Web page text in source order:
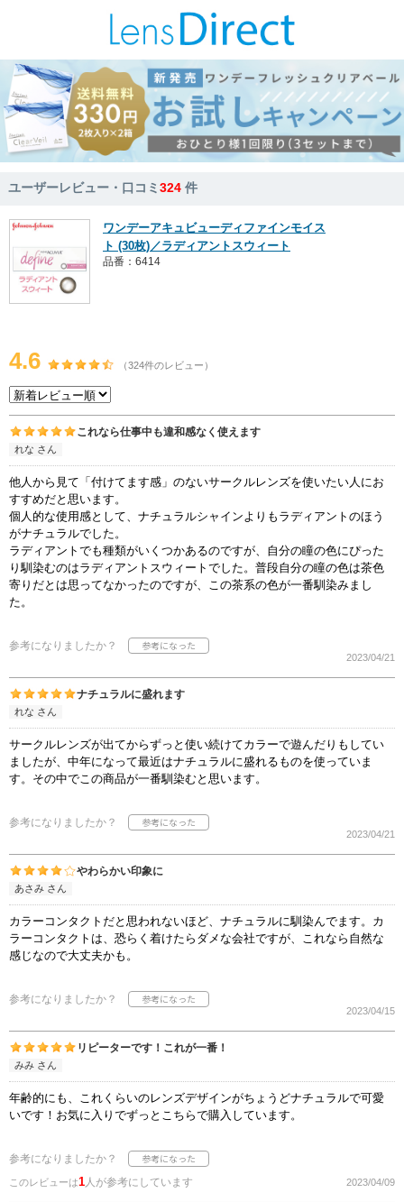
ユーザーレビュー・口コミ324 件
ワンデーアキュビューディファインモイス
ト (30枚)／ラディアントスウィート
品番：6414
4.6 （324件のレビュー）
これなら仕事中も違和感なく使えます
れな さん
他人から見て「付けてます感」のないサークルレンズを使いたい人にお
すすめだと思います。
個人的な使用感として、ナチュラルシャインよりもラディアントのほう
がナチュラルでした。
ラディアントでも種類がいくつかあるのですが、自分の瞳の色にぴった
り馴染むのはラディアントスウィートでした。普段自分の瞳の色は茶色
寄りだとは思ってなかったのですが、この茶系の色が一番馴染みまし
た。
参考になりましたか？
2023/04/21
ナチュラルに盛れます
れな さん
サークルレンズが出てからずっと使い続けてカラーで遊んだりもしてい
ましたが、中年になって最近はナチュラルに盛れるものを使っていま
す。その中でこの商品が一番馴染むと思います。
参考になりましたか？
2023/04/21
やわらかい印象に
あさみ さん
カラーコンタクトだと思われないほど、ナチュラルに馴染んでます。カ
ラーコンタクトは、恐らく着けたらダメな会社ですが、これなら自然な
感じなので大丈夫かも。
参考になりましたか？
2023/04/15
リピーターです！これが一番！
みみ さん
年齢的にも、これくらいのレンズデザインがちょうどナチュラルで可愛
いです！お気に入りでずっとこちらで購入しています。
参考になりましたか？
このレビューは1人が参考にしています 2023/04/09